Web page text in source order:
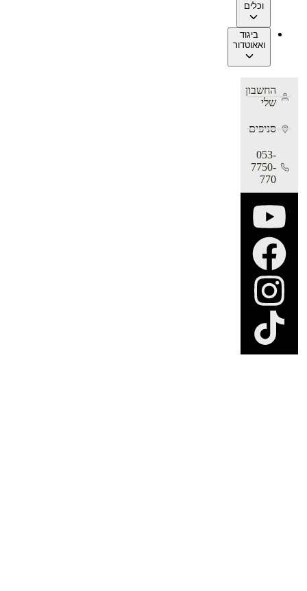
וכלים
ביגוד
ואאוטדור
החשבון
שלי
סניפים
053-
7750-
770